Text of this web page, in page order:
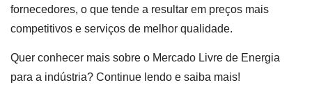
fornecedores, o que tende a resultar em preços mais
competitivos e serviços de melhor qualidade.
Quer conhecer mais sobre o Mercado Livre de Energia
para a indústria? Continue lendo e saiba mais!